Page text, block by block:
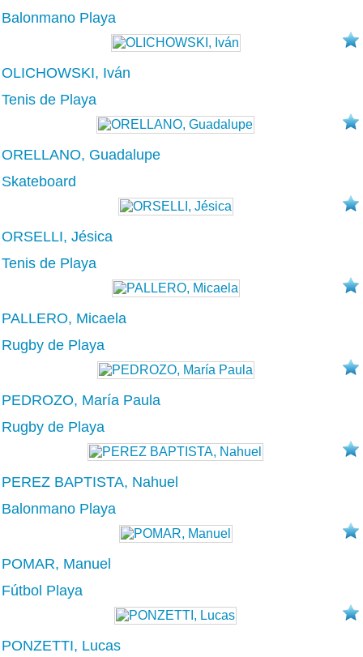
Balonmano Playa
OLICHOWSKI, Iván
Tenis de Playa
ORELLANO, Guadalupe
Skateboard
ORSELLI, Jésica
Tenis de Playa
PALLERO, Micaela
Rugby de Playa
PEDROZO, María Paula
Rugby de Playa
PEREZ BAPTISTA, Nahuel
Balonmano Playa
POMAR, Manuel
Fútbol Playa
PONZETTI, Lucas